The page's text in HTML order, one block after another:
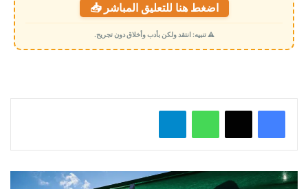
م
ي
اضغط هنا للتعليق المباشر 📥
⚠️ تنبيه: انتقد ولكن بأدب وأخلاق دون تجريح.
واتساب